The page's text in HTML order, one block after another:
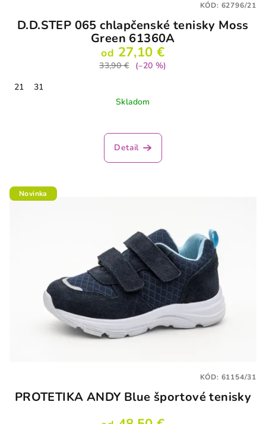
D.D.STEP 065 chlapčenské tenisky Moss
Green 61360A
od 27,10 €
33,90 €
(–20 %)
21
31
Skladom
Detail
KÓD: 62796/21
Novinka
PROTETIKA ANDY Blue športové tenisky
KÓD: 61154/31